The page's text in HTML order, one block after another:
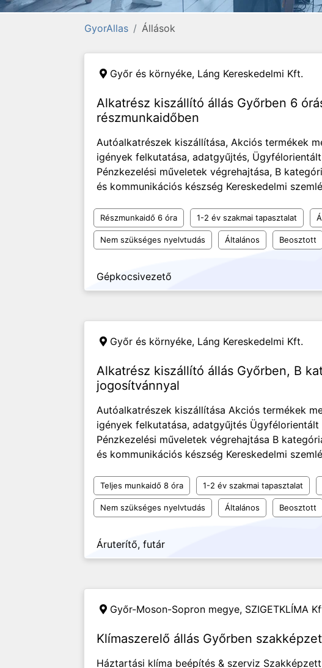
GyorAllas Állások
Győr és környéke, Láng Kereskedelmi Kft.
Alkatrész kiszállító állás Győrben 6
részmunkaidőben
Autóalkatrészek kiszállítása, Akciós termékek
igények felkutatása, adatgyűjtés,
Pénzkezelési műveletek végrehajtása, B
és kommunikációs készség Kereskedelmi
Részmunkaidő 6 óra 1-2 év szakmai tapasztalat
Nem szükséges nyelvtudás Általános Beosztott
Gépkocsivezető
Győr és környéke, Láng Kereskedelmi Kft.
Alkatrész kiszállító állás Győrben, B
jogosítvánnyal
Autóalkatrészek kiszállítása Akciós termékek
igények felkutatása, adatgyűjtés Ügyfélorientált
Pénzkezelési műveletek végrehajtása B
és kommunikációs készség Kereskedelmi
Teljes munkaidő 8 óra 1-2 év szakmai tapasztalat
Nem szükséges nyelvtudás Általános Beosztott
Áruterítő, futár
Győr-Moson-Sopron megye, SZIGETKLÍMA
Klímaszerelő állás Győrben
Háztartási klíma beépítés & szerviz